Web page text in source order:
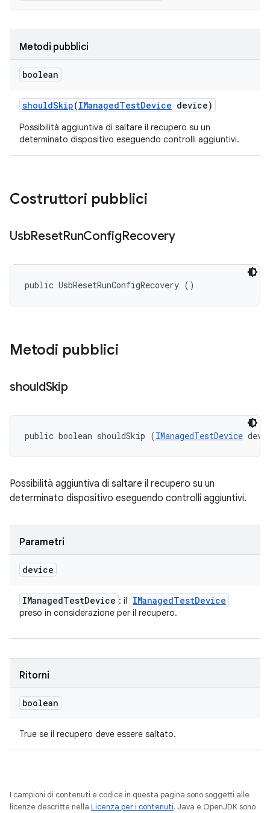
Metodi pubblici
boolean
shouldSkip(IManagedTestDevice device)
Possibilità aggiuntiva di saltare il recupero su un
determinato dispositivo eseguendo controlli aggiuntivi.
Costruttori pubblici
UsbResetRunConfigRecovery
public UsbResetRunConfigRecovery ()
Metodi pubblici
shouldSkip
public boolean shouldSkip (IManagedTestDevice
Possibilità aggiuntiva di saltare il recupero su un
determinato dispositivo eseguendo controlli aggiuntivi.
Parametri
device
IManagedTestDevice : il IManagedTestDevice
preso in considerazione per il recupero.
Ritorni
boolean
True se il recupero deve essere saltato.
I campioni di contenuti e codice in questa pagina sono soggetti alle
licenze descritte nella Licenza per i contenuti. Java e OpenJDK sono